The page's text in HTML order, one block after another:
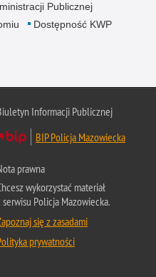
Publicznej
Dostępność KWP
Informacji Publicznej
BIP Policja Mazowiecka
prawna
wykorzystać materiał
serwisu Policja Mazowiecka.
się z zasadami
prywatności